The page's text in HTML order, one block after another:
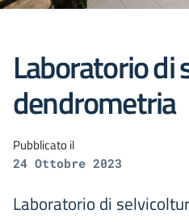
Laboratorio di
dendrometria
Pubblicato il
24 Ottobre 2023
Laboratorio di